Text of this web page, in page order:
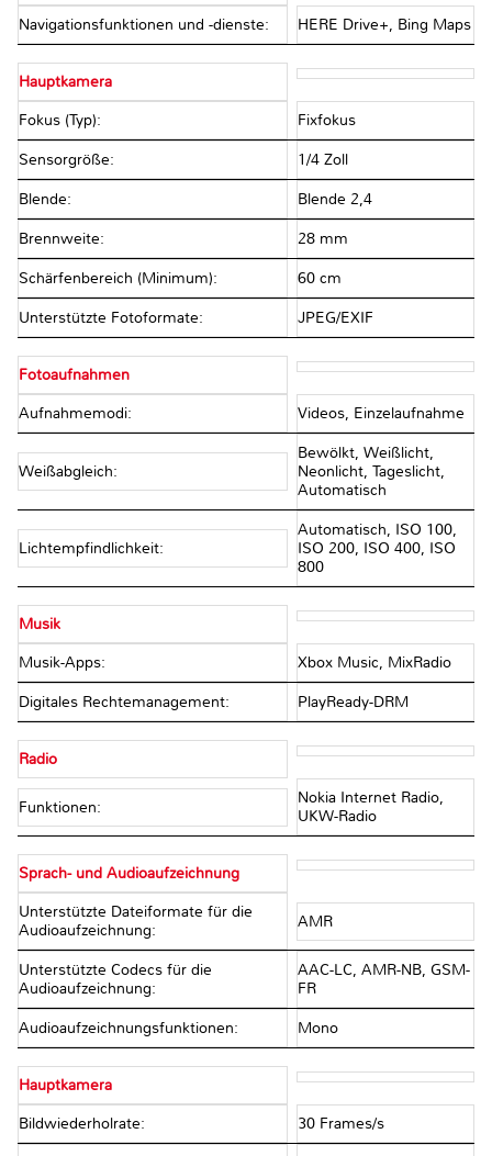
Navigationsfunktionen und -dienste: HERE Drive+, Bing Maps
Hauptkamera
Fokus (Typ): Fixfokus
Sensorgröße: 1/4 Zoll
Blende: Blende 2,4
Brennweite: 28 mm
Schärfenbereich (Minimum): 60 cm
Unterstützte Fotoformate: JPEG/EXIF
Fotoaufnahmen
Aufnahmemodi: Videos, Einzelaufnahme
Weißabgleich:
Bewölkt, Weißlicht,
Neonlicht, Tageslicht,
Automatisch
Lichtempfindlichkeit:
Automatisch, ISO 100,
ISO 200, ISO 400, ISO
800
Musik
Musik-Apps: Xbox Music, MixRadio
Digitales Rechtemanagement: PlayReady-DRM
Radio
Funktionen:
Nokia Internet Radio,
UKW-Radio
Sprach- und Audioaufzeichnung
Unterstützte Dateiformate für die
Audioaufzeichnung:
AMR
Unterstützte Codecs für die
Audioaufzeichnung:
AAC-LC, AMR-NB, GSM-
FR
Audioaufzeichnungsfunktionen: Mono
Hauptkamera
Bildwiederholrate: 30 Frames/s